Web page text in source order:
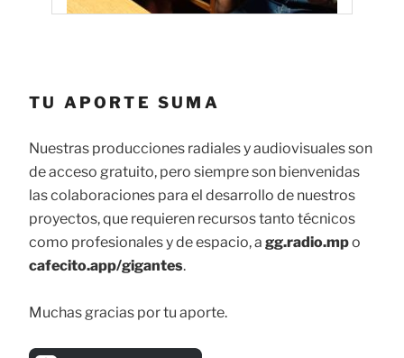
TU APORTE SUMA
Nuestras producciones radiales y audiovisuales son
de acceso gratuito, pero siempre son bienvenidas
las colaboraciones para el desarrollo de nuestros
proyectos, que requieren recursos tanto técnicos
como profesionales y de espacio, a gg.radio.mpo
cafecito.app/gigantes.
Muchas gracias por tu aporte.